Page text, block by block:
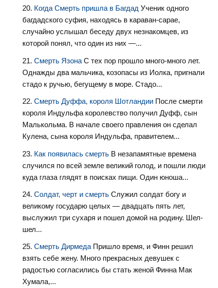
Когда Смерть пришла в Багдад Ученик одного
багдадского суфия, находясь в караван-сарае,
случайно услышал беседу двух незнакомцев, из
которой понял, что один из них —...
Смерть Язона С тех пор прошло много-много лет.
Однажды два мальчика, козопасы из Иолка, пригнали
стадо к ручью, бегущему в море. Стадо...
Смерть Дуффа, короля Шотландии После смерти
короля Индульфа королевство получил Дуфф, сын
Малькольма. В начале своего правления он сделал
Кулена, сына короля Индульфа, правителем...
Как появилась смерть В незапамятные времена
случился по всей земле великий голод, и пошли люди
куда глаза глядят в поисках пищи. Один юноша...
Солдат, черт и смерть Служил солдат богу и
великому государю целых — двадцать пять лет,
выслужил три сухаря и пошел домой на родину. Шел-
шел...
Смерть Дирмеда Пришло время, и Финн решил
взять себе жену. Много прекрасных девушек с
радостью согласились бы стать женой Финна Мак
Хумала,...